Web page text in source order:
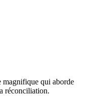
qui aborde
réconciliation.